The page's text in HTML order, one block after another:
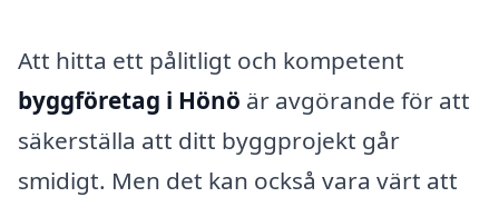
Att hitta ett pålitligt och kompetent
byggföretag i Hönö är avgörande för att
säkerställa att ditt byggprojekt går
smidigt. Men det kan också vara värt att